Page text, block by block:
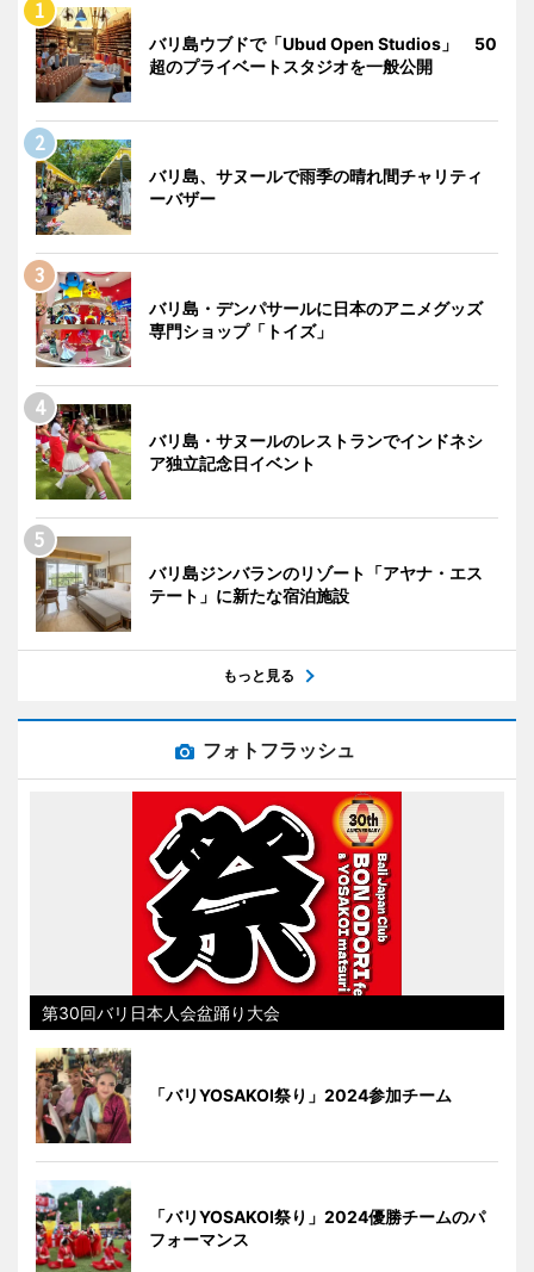
バリ島ウブドで「Ubud Open Studios」 50
超のプライベートスタジオを一般公開
バリ島、サヌールで雨季の晴れ間チャリティ
ーバザー
バリ島・デンパサールに日本のアニメグッズ
専門ショップ「トイズ」
バリ島・サヌールのレストランでインドネシ
ア独立記念日イベント
バリ島ジンバランのリゾート「アヤナ・エス
テート」に新たな宿泊施設
もっと見る
フォトフラッシュ
第30回バリ日本人会盆踊り大会
「バリYOSAKOI祭り」2024参加チーム
「バリYOSAKOI祭り」2024優勝チームのパ
フォーマンス